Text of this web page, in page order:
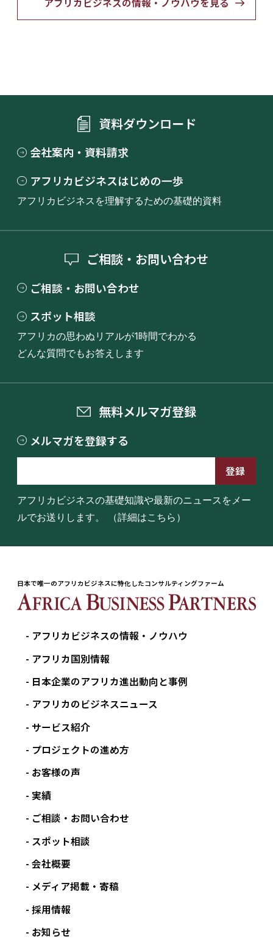
アフリカビジネスの情報・ノウハウを見る
資料ダウンロード
会社案内・資料請求
アフリカビジネスはじめの一歩
アフリカビジネスを理解するための基礎的資料
ご相談・お問い合わせ
ご相談・お問い合わせ
スポット相談
アフリカの思わぬリアルが1時間でわかる
どんな質問でもお答えします
無料メルマガ登録
メルマガを登録する
アフリカビジネスの基礎知識や最新のニュースをメー
ルでお送りします。
（詳細はこちら）
日本で唯一のアフリカビジネスに特化したコンサルティングファーム
アフリカビジネスの情報・ノウハウ
アフリカ国別情報
日本企業のアフリカ進出動向と事例
アフリカのビジネスニュース
サービス紹介
プロジェクトの進め方
お客様の声
実績
ご相談・お問い合わせ
スポット相談
会社概要
メディア掲載・寄稿
採用情報
お知らせ